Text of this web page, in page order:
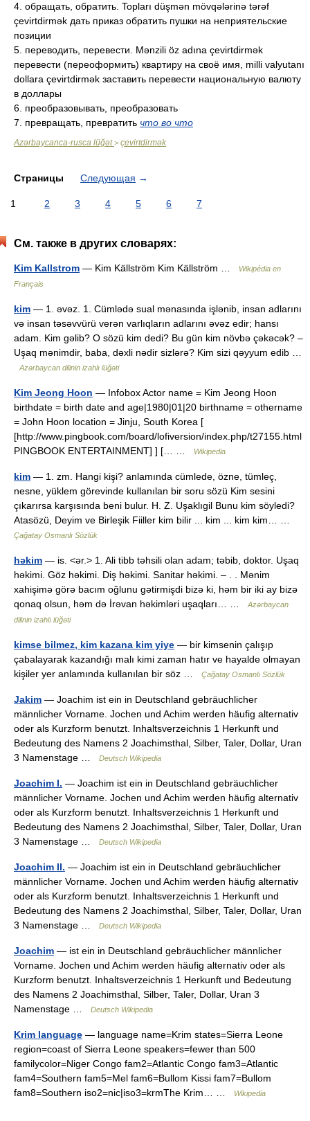
4. обращать, обратить. Topları düşmən mövqələrinə tərəf
çevirtdirmək дать приказ обратить пушки на неприятельские
позиции
5. переводить, перевести. Mənzili öz adına çevirtdirmək
перевести (переоформить) квартиру на своё имя, milli valyutanı
dollara çevirtdirmək заставить перевести национальную валюту
в доллары
6. преобразовывать, преобразовать
7. превращать, превратить что во что
Azərbaycanca-rusca lüğət> çevirtdirmək
Страницы Следующая →
1 2 3 4 5 6 7
См. также в других словарях:
Kim Kallstrom — Kim Källström Kim Källström …
Wikipédia en
Français
kim — 1. əvəz. 1. Cümlədə sual mənasında işlənib, insan adlarını
və insan təsəvvürü verən varlıqların adlarını əvəz edir; hansı
adam. Kim gəlib? O sözü kim dedi? Bu gün kim növbə çəkəcək? –
Uşaq mənimdir, baba, dəxli nədir sizlərə? Kim sizi qəyyum edib …
Azərbaycan dilinin izahlı lüğəti
Kim Jeong Hoon — Infobox Actor name = Kim Jeong Hoon
birthdate = birth date and age|1980|01|20 birthname = othername
= John Hoon location = Jinju, South Korea [
[http://www.pingbook.com/board/lofiversion/index.php/t27155.html
PINGBOOK ENTERTAINMENT] ] [… …
Wikipedia
kim — 1. zm. Hangi kişi? anlamında cümlede, özne, tümleç,
nesne, yüklem görevinde kullanılan bir soru sözü Kim sesini
çıkarırsa karşısında beni bulur. H. Z. Uşaklıgil Bunu kim söyledi?
Atasözü, Deyim ve Birleşik Fiiller kim bilir ... kim ... kim kim… …
Çağatay Osmanlı Sözlük
həkim — is. <ər.> 1. Ali tibb təhsili olan adam; təbib, doktor. Uşaq
həkimi. Göz həkimi. Diş həkimi. Sanitar həkimi. – . . Mənim
xahişimə görə bacım oğlunu gətirmişdi bizə ki, həm bir iki ay bizə
qonaq olsun, həm də İrəvan həkimləri uşaqları… …
Azərbaycan
dilinin izahlı lüğəti
kimse bilmez, kim kazana kim yiye — bir kimsenin çalışıp
çabalayarak kazandığı malı kimi zaman hatır ve hayalde olmayan
kişiler yer anlamında kullanılan bir söz …
Çağatay Osmanlı Sözlük
Jakim — Joachim ist ein in Deutschland gebräuchlicher
männlicher Vorname. Jochen und Achim werden häufig alternativ
oder als Kurzform benutzt. Inhaltsverzeichnis 1 Herkunft und
Bedeutung des Namens 2 Joachimsthal, Silber, Taler, Dollar, Uran
3 Namenstage …
Deutsch Wikipedia
Joachim I. — Joachim ist ein in Deutschland gebräuchlicher
männlicher Vorname. Jochen und Achim werden häufig alternativ
oder als Kurzform benutzt. Inhaltsverzeichnis 1 Herkunft und
Bedeutung des Namens 2 Joachimsthal, Silber, Taler, Dollar, Uran
3 Namenstage …
Deutsch Wikipedia
Joachim II. — Joachim ist ein in Deutschland gebräuchlicher
männlicher Vorname. Jochen und Achim werden häufig alternativ
oder als Kurzform benutzt. Inhaltsverzeichnis 1 Herkunft und
Bedeutung des Namens 2 Joachimsthal, Silber, Taler, Dollar, Uran
3 Namenstage …
Deutsch Wikipedia
Joachim — ist ein in Deutschland gebräuchlicher männlicher
Vorname. Jochen und Achim werden häufig alternativ oder als
Kurzform benutzt. Inhaltsverzeichnis 1 Herkunft und Bedeutung
des Namens 2 Joachimsthal, Silber, Taler, Dollar, Uran 3
Namenstage …
Deutsch Wikipedia
Krim language — language name=Krim states=Sierra Leone
region=coast of Sierra Leone speakers=fewer than 500
familycolor=Niger Congo fam2=Atlantic Congo fam3=Atlantic
fam4=Southern fam5=Mel fam6=Bullom Kissi fam7=Bullom
fam8=Southern iso2=nic|iso3=krmThe Krim… …
Wikipedia